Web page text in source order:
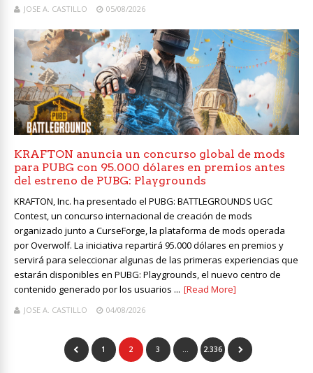
JOSE A. CASTILLO 05/08/2026
KRAFTON anuncia un concurso global de mods
para PUBG con 95.000 dólares en premios antes
del estreno de PUBG: Playgrounds
KRAFTON, Inc. ha presentado el PUBG: BATTLEGROUNDS UGC
Contest, un concurso internacional de creación de mods
organizado junto a CurseForge, la plataforma de mods operada
por Overwolf. La iniciativa repartirá 95.000 dólares en premios y
servirá para seleccionar algunas de las primeras experiencias que
estarán disponibles en PUBG: Playgrounds, el nuevo centro de
contenido generado por los usuarios ... [Read More]
JOSE A. CASTILLO 04/08/2026
1 2 3 … 2.336